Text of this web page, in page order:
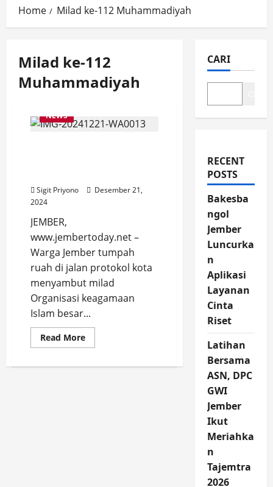
Home Milad ke-112 Muhammadiyah
Milad ke-112
Muhammadiyah
NEWS
Sigit Priyono
Desember 21,
2024
JEMBER,
www.jembertoday.net –
Warga Jember tumpah
ruah di jalan protokol kota
menyambut milad
Organisasi keagamaan
Islam besar...
Read MoreRead
more
Ta’aruf
CARI
RECENT
POSTS
Bakesba
ngol
Jember
Luncurka
n
Aplikasi
Layanan
Cinta
Riset
Latihan
Bersama
ASN, DPC
GWI
Jember
Ikut
Meriahka
n
Tajemtra
2026